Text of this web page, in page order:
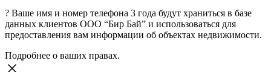
? Ваше имя и номер телефона 3 года будут храниться в базе
данных клиентов ООО “Бир Бай” и использоваться для
предоставления вам информации об объектах недвижимости.
Подробнее о ваших правах.